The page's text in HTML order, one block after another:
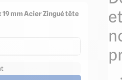
19 mm Acier Zingué tête